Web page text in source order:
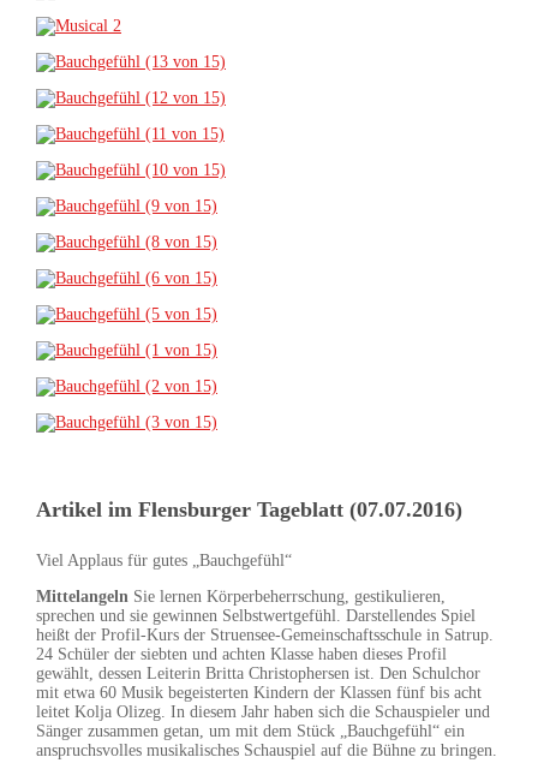
Artikel im Flensburger Tageblatt (07.07.2016)
Viel Applaus für gutes „Bauchgefühl“
Mittelangeln Sie lernen Körperbeherrschung, gestikulieren,
sprechen und sie gewinnen Selbstwertgefühl. Darstellendes Spiel
heißt der Profil-Kurs der Struensee-Gemeinschaftsschule in Satrup.
24 Schüler der siebten und achten Klasse haben dieses Profil
gewählt, dessen Leiterin Britta Christophersen ist. Den Schulchor
mit etwa 60 Musik begeisterten Kindern der Klassen fünf bis acht
leitet Kolja Olizeg. In diesem Jahr haben sich die Schauspieler und
Sänger zusammen getan, um mit dem Stück „Bauchgefühl“ ein
anspruchsvolles musikalisches Schauspiel auf die Bühne zu bringen.